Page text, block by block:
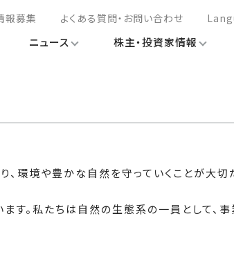
報募集 よくある質問・お問い合わせ
ニュース 株主・投資家情報
、環境や豊かな自然を守っていくことが大切
す。私たちは自然の生態系の一員として、事